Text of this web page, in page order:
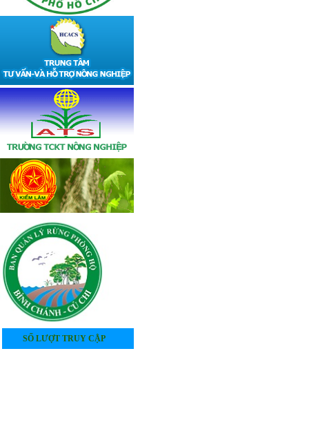
SỐ LƯỢT TRUY CẬP